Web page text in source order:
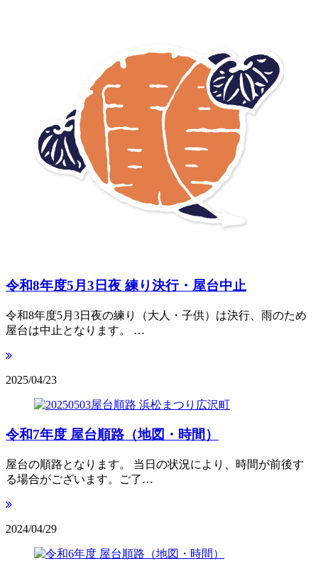
令和8年度5月3日夜 練り決行・屋台中止
令和8年度5月3日夜の練り（大人・子供）は決行、雨のため
屋台は中止となります。 …
2025/04/23
令和7年度 屋台順路（地図・時間）
屋台の順路となります。 当日の状況により、時間が前後す
る場合がございます。ご了…
2024/04/29